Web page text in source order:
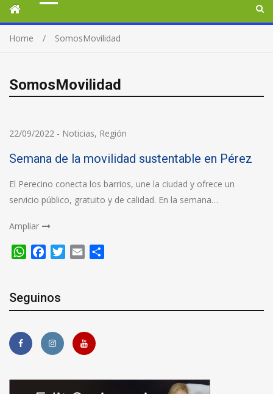
Home SomosMovilidad
SomosMovilidad
22/09/2022 - Noticias, Región
Semana de la movilidad sustentable en Pérez
El Perecino conecta los barrios, une la ciudad y ofrece un
servicio público, gratuito y de calidad. En la semana…
Ampliar
WhatsApp
FacebookTwitter
Email
Seguinos